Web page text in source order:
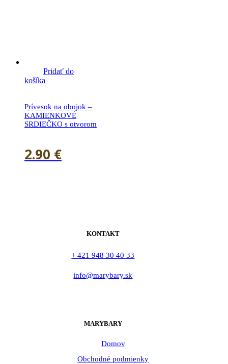
Pridať do
košíka
Prívesok na obojok –
KAMIENKOVÉ
SRDIEČKO s otvorom
2.90 €
KONTAKT
+ 421 948 30 40 33
info@marybary.sk
MARYBARY
Domov
Obchodné podmienky